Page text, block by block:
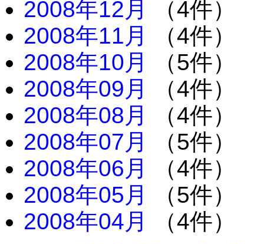
2008年12月
（4件）
2008年11月
（4件）
2008年10月
（5件）
2008年09月
（4件）
2008年08月
（4件）
2008年07月
（5件）
2008年06月
（4件）
2008年05月
（5件）
2008年04月
（4件）